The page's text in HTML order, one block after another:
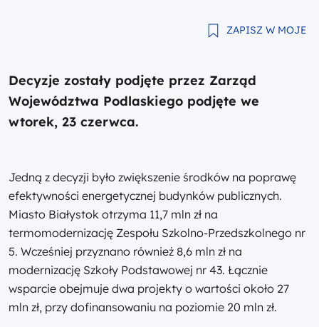
ZAPISZ W MOJE
Decyzje zostały podjęte przez Zarząd
Województwa Podlaskiego podjęte we
wtorek, 23 czerwca.
Jedną z decyzji było zwiększenie środków na poprawę
efektywności energetycznej budynków publicznych.
Miasto Białystok otrzyma 11,7 mln zł na
termomodernizację Zespołu Szkolno-Przedszkolnego nr
5. Wcześniej przyznano również 8,6 mln zł na
modernizację Szkoły Podstawowej nr 43. Łącznie
wsparcie obejmuje dwa projekty o wartości około 27
mln zł, przy dofinansowaniu na poziomie 20 mln zł.